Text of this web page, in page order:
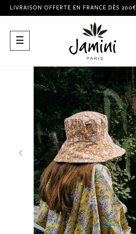
LIVRAISON OFFERTE EN FRANCE DÈS 200€
Basculer
la
☰